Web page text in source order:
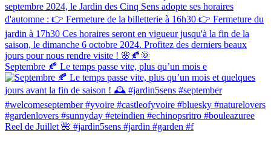
Septembre 🍂 Le temps passe vite, plus qu’un mois e
Reel de Juillet 🌺 #jardin5sens #jardin #garden #f